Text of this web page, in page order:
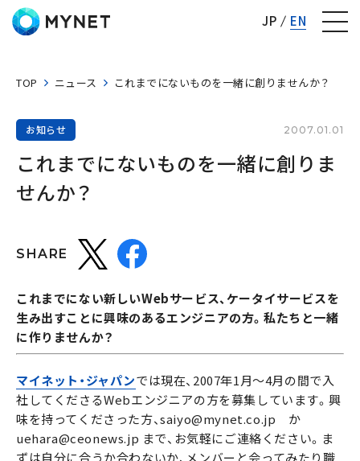
JP EN
TOP ニュース これまでにないものを一緒に創りませんか？
お知らせ 2007.01.01
これまでにないものを一緒に創りま
せんか？
SHARE
これまでにない新しいWebサービス、ケータイサービスを
生み出すことに興味のあるエンジニアの方。私たちと一緒
に作りませんか？
マイネット・ジャパンでは現在、2007年1月〜4月の間で入
社してくださるWebエンジニアの方を募集しています。興
味を持ってくださった方、saiyo@mynet.co.jp か
uehara@ceonews.jp まで、お気軽にご連絡ください。ま